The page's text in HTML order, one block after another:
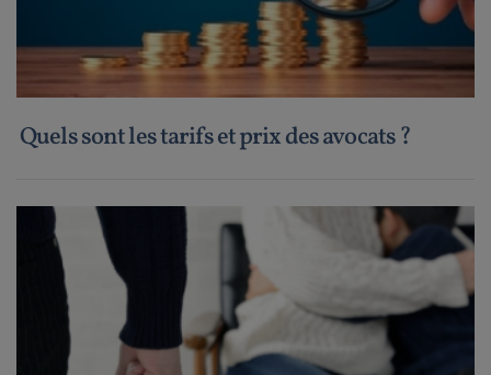
Quels sont les tarifs et prix des avocats ?